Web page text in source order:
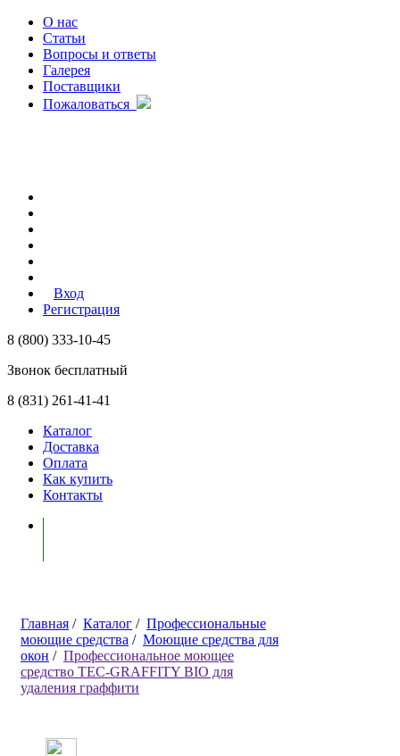
О нас
Статьи
Вопросы и ответы
Галерея
Поставщики
Пожаловаться
Вход
Регистрация
8 (800) 333-10-45
Звонок бесплатный
8 (831) 261-41-41
Каталог
Доставка
Оплата
Как купить
Контакты
Главная / Каталог / Профессиональные
моющие средства / Моющие средства для
окон / Профессиональное моющее
средство TEC-GRAFFITY BIO для
удаления граффити